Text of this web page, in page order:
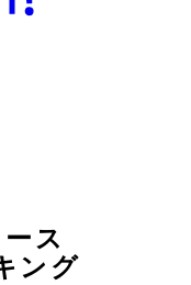
ス
ング